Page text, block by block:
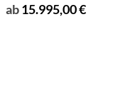
ab15.995,00€